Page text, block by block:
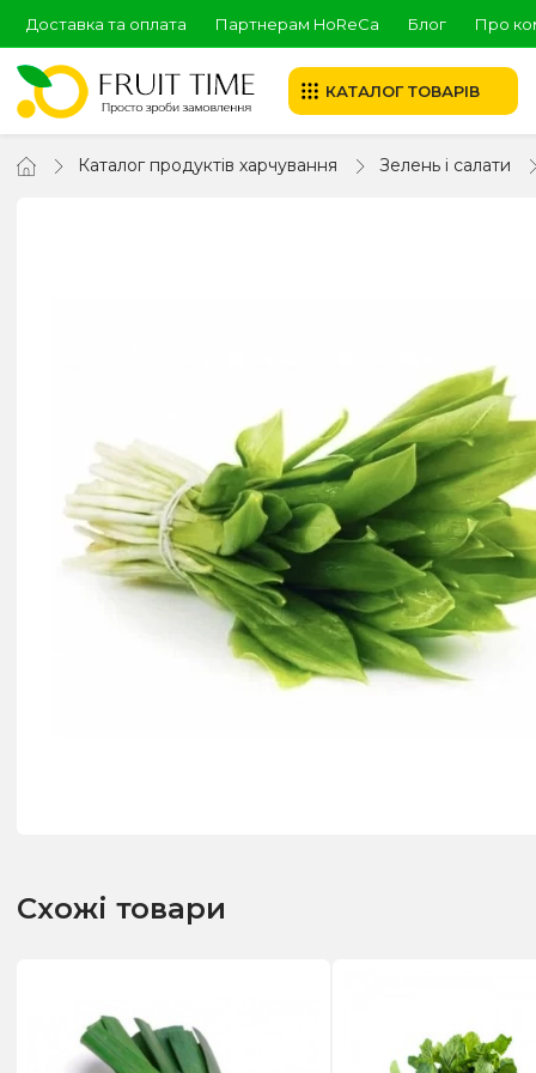
Доставка та оплата Партнерам HoReCa Блог Про
КАТАЛОГ ТОВАРІВ
Каталог продуктів харчування Зелень і салати
Схожі товари